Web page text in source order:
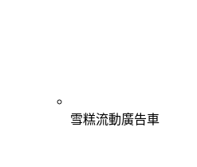
雪糕流動廣告車